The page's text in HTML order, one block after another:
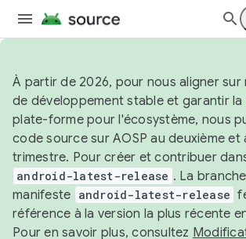
À partir de 2026, pour nous aligner sur
de développement stable et garantir la
plate-forme pour l'écosystème, nous
code source sur AOSP au deuxième et
trimestre. Pour créer et contribuer
android-latest-release . La
manifeste android-latest-release
référence à la version la plus récente
Pour en savoir plus, consultez